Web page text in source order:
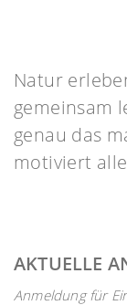
Natur
gemeinsam
genau das
motiviert
AKTUELLE
Anmeldung für